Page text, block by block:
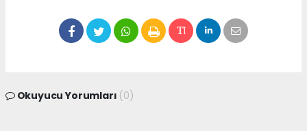
Okuyucu Yorumları (0)